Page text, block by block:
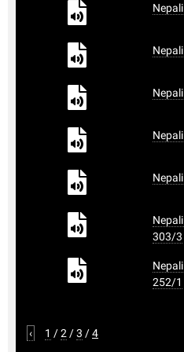
303/3
252/1
‹ 1 /2 /3 /4